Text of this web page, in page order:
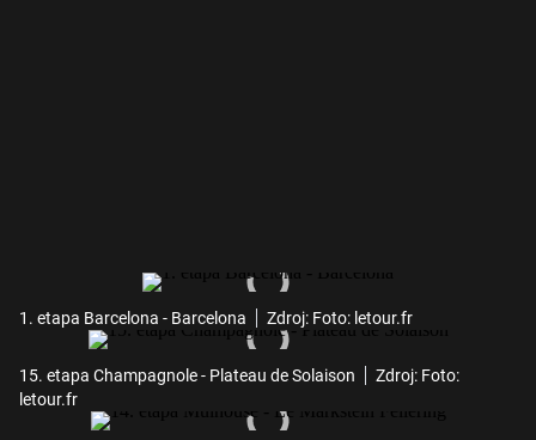
1. etapa Barcelona - Barcelona Zdroj: Foto: letour.fr
15. etapa Champagnole - Plateau de Solaison
Zdroj: Foto:
letour.fr